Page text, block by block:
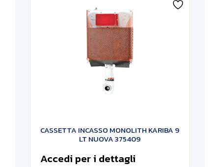
CASSETTA INCASSO MONOLITH KARIBA 9
LT NUOVA 375409
Accedi per i dettagli